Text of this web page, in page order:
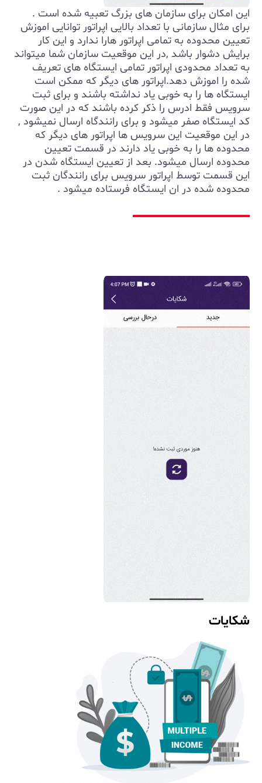
این امکان برای سازمان های بزرگ تعبیه شده است .
برای مثال سازمانی با تعداد بالایی اپراتور توانایی اموزش
تعیین محدوده به تمامی اپراتور هارا ندارد و این کار
برایش دشوار باشد ,در این موقعیت سازمان شما میتواند
به تعداد محدودی اپراتور تمامی ایستگاه های تعریف
شده را اموزش دهد.اپراتور های دیگر که ممکن است
ایستگاه ها را به خوبی یاد نداشته باشند و برای ثبت
سرویس فقط ادرس را ذکر کرده باشند که در این صورت
کد ایستگاه صفر میشود و برای رانندگاه ارسال نمیشود ,
در این موقعیت این سرویس ها اپراتور های دیگر که
محدوده ها را به خوبی یاد دارند در قسمت تعیین
محدوده ارسال میشود. بعد از تعیین ایستگاه شدن در
این قسمت توسط اپراتور سرویس برای رانندگان ثبت
محدوده شده در ان ایستگاه فرستاده میشود .
شکایات